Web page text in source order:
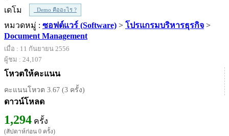
เดโม
Demo คืออะไร ?
หมวดหมู่ : ซอฟต์แวร์ (Software) > โปรแกรมบริหารธุรกิจ >
Document Management
เมื่อ : 11 กันยายน 2556
ผู้ชม : 24,107
โหวตให้คะแนน
คะแนนโหวต 3.67 (3 ครั้ง)
ดาวน์โหลด
1,294 ครั้ง
(สัปดาห์ก่อน 0 ครั้ง)